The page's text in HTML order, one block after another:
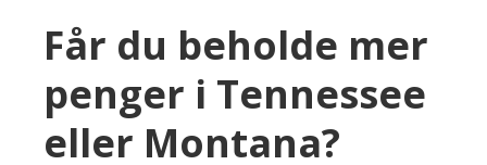
Får du beholde mer
penger i Tennessee
eller Montana?